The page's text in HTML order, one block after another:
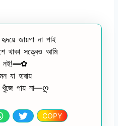
জায়গা না পাই
থাকা সত্ত্বেও আমি
নই!━✿
যা হারায়
খুঁজে পায় না—ღ
COPY